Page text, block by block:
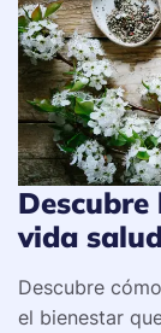
vida
Descubre
el bienestar